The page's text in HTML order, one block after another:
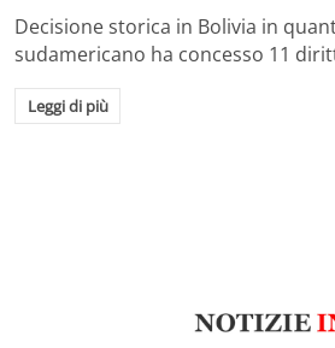
Decisione storica in Bolivia in
sudamericano ha concesso 11
Leggi di più